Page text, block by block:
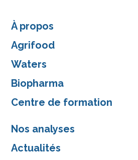
À propos
Agrifood
Waters
Biopharma
Centre de formation
Nos analyses
Actualités